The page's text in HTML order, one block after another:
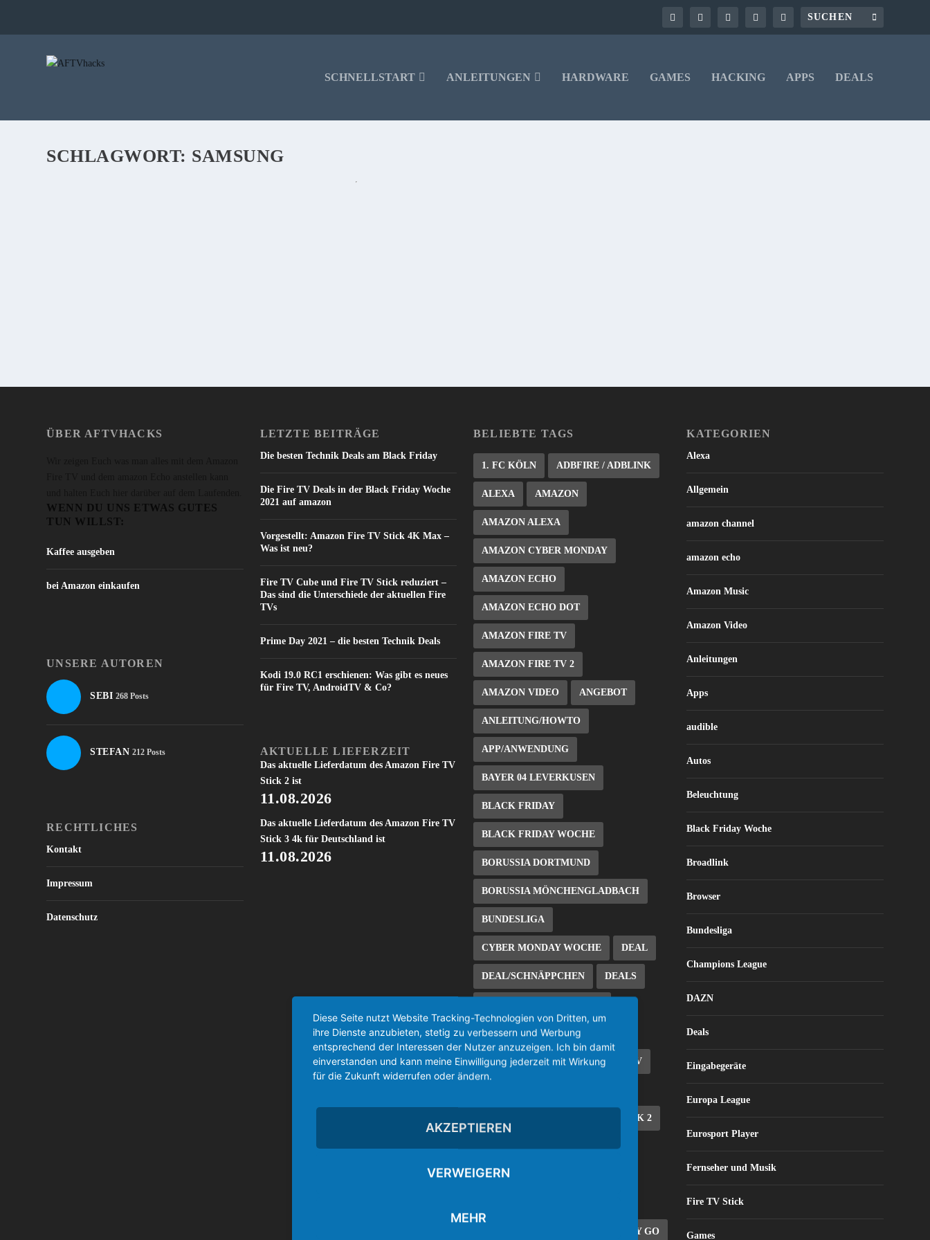
SCHNELLSTART ANLEITUNGEN HARDWARE GAMES HACKING APPS DEALS
SCHLAGWORT: SAMSUNG
ÜBER AFTVHACKS
WENN DU UNS ETWAS GUTES
TUN WILLST:
Kaffee ausgeben
bei Amazon einkaufen
UNSERE AUTOREN
SEBI 268 Posts
STEFAN 212 Posts
RECHTLICHES
Kontakt
Impressum
Datenschutz
LETZTE BEITRÄGE
Die besten Technik Deals am Black Friday
Die Fire TV Deals in der Black Friday Woche
2021 auf amazon
Vorgestellt: Amazon Fire TV Stick 4K Max –
Was ist neu?
Fire TV Cube und Fire TV Stick reduziert –
Das sind die Unterschiede der aktuellen Fire
TVs
Prime Day 2021 – die besten Technik Deals
Kodi 19.0 RC1 erschienen: Was gibt es neues
für Fire TV, AndroidTV & Co?
AKTUELLE LIEFERZEIT
Das aktuelle Lieferdatum des Amazon Fire TV
Stick 2 ist
11.08.2026
Das aktuelle Lieferdatum des Amazon Fire TV
Stick 3 4k für Deutschland ist
11.08.2026
BELIEBTE TAGS
1. FC KÖLN ADBFIRE / ADBLINK
ALEXA AMAZON
AMAZON ALEXA
AMAZON CYBER MONDAY
AMAZON ECHO
AMAZON ECHO DOT
AMAZON FIRE TV
AMAZON FIRE TV 2
AMAZON VIDEO ANGEBOT
ANLEITUNG/HOWTO
APP/ANWENDUNG
BAYER 04 LEVERKUSEN
BLACK FRIDAY
BLACK FRIDAY WOCHE
BORUSSIA DORTMUND
BORUSSIA MÖNCHENGLADBACH
BUNDESLIGA
CYBER MONDAY WOCHE DEAL
DEAL/SCHNÄPPCHEN DEALS
ES FILE EXPLORER
EUROSPORT PLAYER FIRE TV
FIRE TV STICK 2
KODI 18 KOSTENLOS/FREE
LIVE-STREAM
SKY GO
KATEGORIEN
Alexa
Allgemein
amazon channel
amazon echo
Amazon Music
Amazon Video
Anleitungen
Apps
audible
Autos
Beleuchtung
Black Friday Woche
Broadlink
Browser
Bundesliga
Champions League
DAZN
Deals
Eingabegeräte
Europa League
Eurosport Player
Fernseher und Musik
Fire TV Stick
Games
Diese Seite nutzt Website Tracking-Technologien von Dritten, um
ihre Dienste anzubieten, stetig zu verbessern und Werbung
entsprechend der Interessen der Nutzer anzuzeigen. Ich bin damit
einverstanden und kann meine Einwilligung jederzeit mit Wirkung
für die Zukunft widerrufen oder ändern.
AKZEPTIEREN
VERWEIGERN
MEHR